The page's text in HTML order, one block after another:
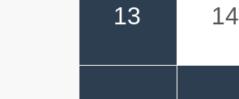
13 14